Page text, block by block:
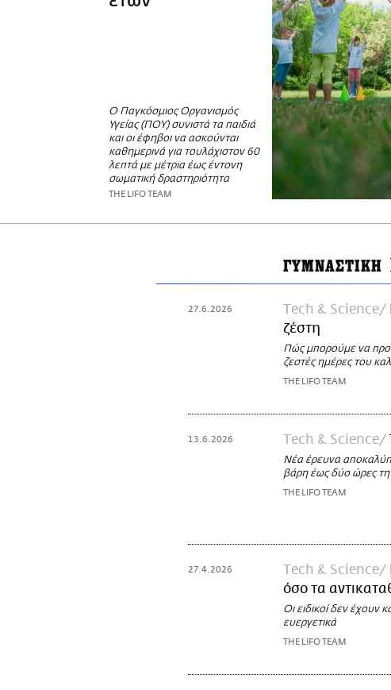
Ο Παγκόσμιος Οργανισμός
Υγείας (ΠΟΥ) συνιστά τα παιδιά
και οι έφηβοι να ασκούνται
καθημερινά για τουλάχιστον 60
λεπτά με μέτρια έως έντονη
σωματική δραστηριότητα
THE LIFO TEAM
ΓΥΜΝΑΣΤΙΚΗ
27.6.2026 Τech & Science
ζέστη
Πώς μπορούμε να
ζεστές ημέρες του
THE LIFO TEAM
13.6.2026 Τech & Science
Νέα έρευνα
βάρη έως δύο ώρες
THE LIFO TEAM
27.4.2026 Τech & Science
όσο τα
Οι ειδικοί δεν έχουν
ευεργετικά
THE LIFO TEAM